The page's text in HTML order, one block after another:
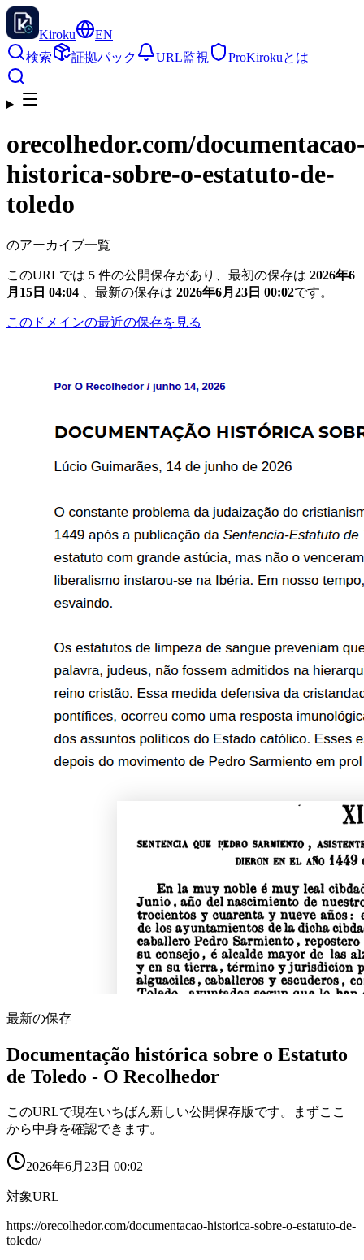
Kiroku
EN
検索
証拠パック URL監視 ProKirokuとは
orecolhedor.com/
historica-sobre-o-estatuto-de-
toledo
のアーカイブ一覧
このURLでは 5 件の公開保存があり、最初の保存は 2026年6
月15日 04:04
、最新の保存は 2026年6月23日 00:02です。
このドメインの最近の保存を見る
最新の保存
Documentação histórica sobre o Estatuto
de Toledo - O Recolhedor
このURLで現在いちばん新しい公開保存版です。まずここ
から中身を確認できます。
2026年6月23日 00:02
対象URL
https://orecolhedor.com/documentacao-historica-sobre-o-estatuto-de-
toledo/